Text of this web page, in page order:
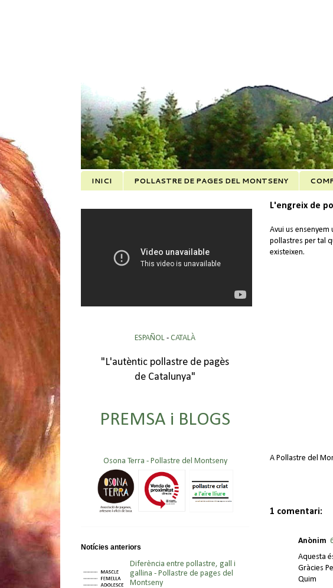
INICI POLLASTRE DE PAGES DEL MONTSENY
L'engreix de
Avui us
pollastres per tal
existeixen.
A Pollastre del
1 comentari:
Anònim
Aquesta
Gràcies
Quim
ESPAÑOL - CATALÀ
"L'autèntic pollastre de pagès
de Catalunya"
PREMSA i BLOGS
Osona Terra - Pollastre del Montseny
Notícies anteriors
Diferència entre pollastre, gall i
gallina - Pollastre de pages del
Montseny